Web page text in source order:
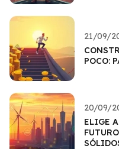
21/09/
POCO:
20/09/
ELIGE